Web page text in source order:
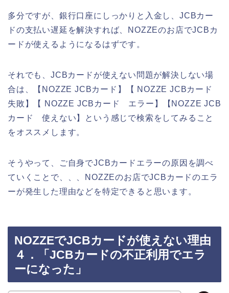
多分ですが、銀行口座にしっかりと入金し、JCBカー
ドの支払い遅延を解決すれば、NOZZEのお店でJCBカ
ードが使えるようになるはずです。
それでも、JCBカードが使えない問題が解決しない場
合は、【NOZZE JCBカード】【 NOZZE JCBカード
失敗】【 NOZZE JCBカード エラー】【NOZZE JCB
カード 使えない】という感じで検索をしてみること
をオススメします。
そうやって、ご自身でJCBカードエラーの原因を調べ
ていくことで、、、NOZZEのお店でJCBカードのエラ
ーが発生した理由などを特定できると思います。
NOZZEでJCBカードが使えない理由
４．「JCBカードの不正利用でエラ
ーになった」